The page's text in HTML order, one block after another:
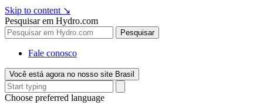
Skip to content ↘
Pesquisar em Hydro.com
Pesquisar
Fale conosco
Você está agora no nosso site Brasil
Choose preferred language